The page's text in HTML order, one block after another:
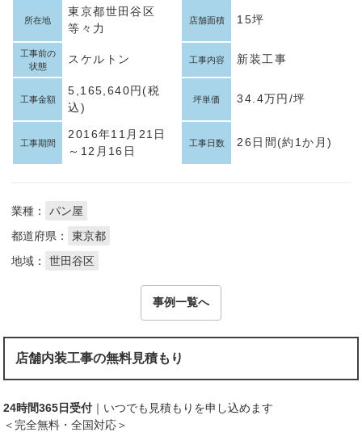
所在地
東京都世田谷区
等々力
店舗面積 15坪
工事前の
状態
スケルトン 工事内容 新装工事
工事金額
5,165,640円(税
込)
坪単価 34.4万円/坪
工事期間
2016年11月21日
～12月16日
工事日数 26日間(約1か月)
業種：
パン屋
都道府県：
東京都
地域：
世田谷区
事例一覧へ
店舗内装工事の無料見積もり
24時間365日受付 ｜いつでも見積もりを申し込めます
＜完全無料・全国対応＞